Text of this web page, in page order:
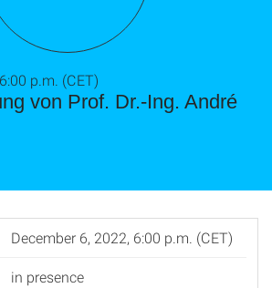
von Prof. Dr.-Ing. André
p.m. (CET)
December 6, 2022, 6:00 p.m. (CET)
in presence